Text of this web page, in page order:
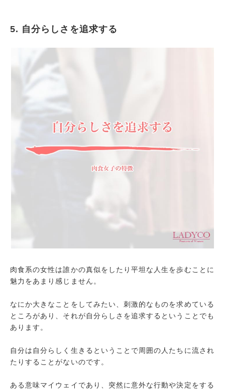
5. 自分らしさを追求する
肉食系の女性は誰かの真似をしたり平坦な人生を歩むことに
魅力をあまり感じません。
なにか大きなことをしてみたい、刺激的なものを求めている
ところがあり、それが自分らしさを追求するということでも
あります。
自分は自分らしく生きるということで周囲の人たちに流され
たりすることがないのです。
ある意味マイウェイであり、突然に意外な行動や決定をする